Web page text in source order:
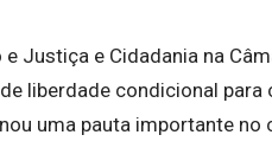
Justiça e Cidadania na
liberdade condicional para
uma pauta importante no